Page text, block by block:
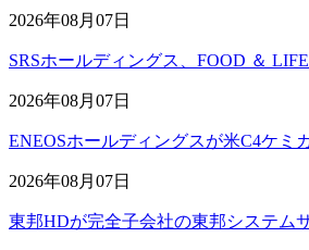
2026年08月07日
SRSホールディングス、FOOD ＆
2026年08月07日
ENEOSホールディングスが米C4ケミ
2026年08月07日
東邦HDが完全子会社の東邦システム